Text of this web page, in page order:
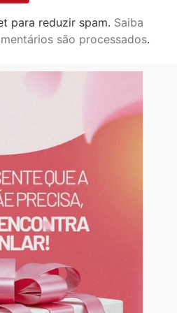
para reduzir spam. Saiba
são processados.